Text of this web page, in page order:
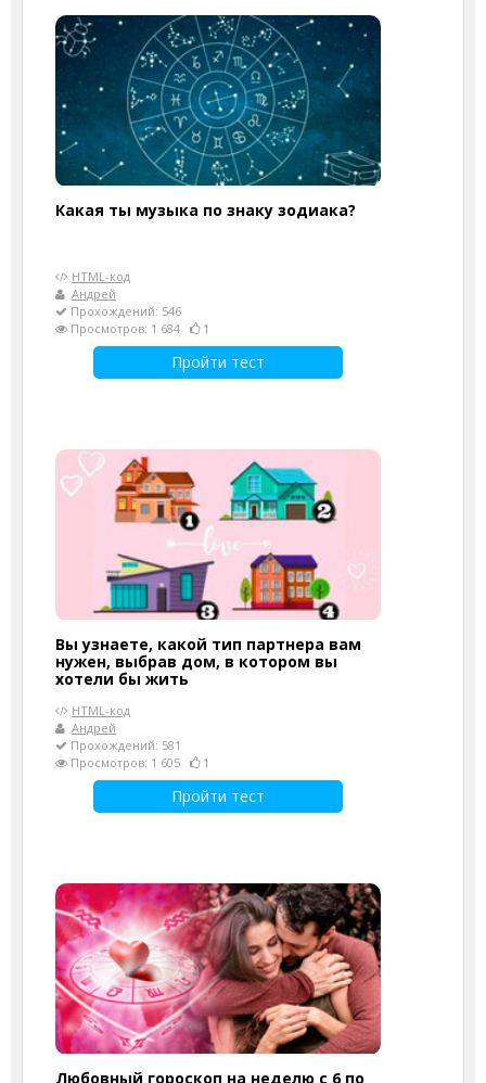
Какая ты музыка по знаку зодиака?
HTML-код
Андрей
Прохождений: 546
Просмотров: 1 684
1
Пройти тест
Вы узнаете, какой тип партнера вам
нужен, выбрав дом, в котором вы
хотели бы жить
HTML-код
Андрей
Прохождений: 581
Просмотров: 1 605
1
Пройти тест
Любовный гороскоп на неделю с 6 по